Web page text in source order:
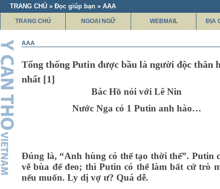
TRANG CHỦ » Đọc giúp bạn » AAA
TRANG CHỦ NGOẠI NGỮ WEBMAIL ĐỊA
AAA
Tổng thống Putin được bầu là người độc thân
nhất [1]
Bác Hồ nói với Lê Nin
Nước Nga có 1 Putin anh hào…
Đúng là, “Anh hùng có thể tạo thời thế”. Putin
vẽ bùa để đeo; thì Putin có thể làm bất cứ trò
nếu muốn. Ly dị vợ ư? Quá dễ.